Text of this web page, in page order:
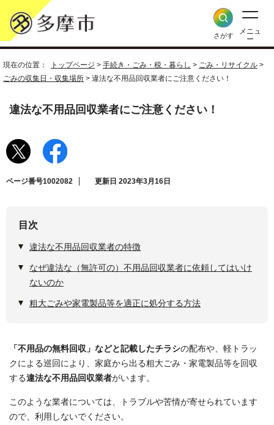
さがす
メニュ
ー
現在の位置： トップページ > 手続き・ごみ・税・暮らし > ごみ・リサイクル >
ごみの収集日・収集場所 > 違法な不用品回収業者にご注意ください！
違法な不用品回収業者にご注意ください！
ページ番号1002082 更新日 2023年3月16日
目次
違法な不用品回収業者の特徴
なぜ違法な（無許可の）不用品回収業者に依頼してはいけ
ないのか
粗大ごみや家電製品等を適正に処分する方法
「不用品の無料回収」などと記載したチラシの配布や、軽トラッ
クによる巡回により、家庭から出る粗大ごみ・家電製品等を回収
する違法な不用品回収業者がいます。
このような業者については、トラブルや苦情が寄せられています
ので、利用しないでください。